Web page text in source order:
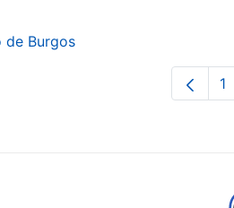
de Burgos
1